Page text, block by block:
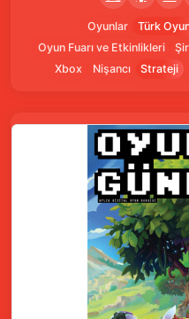
Oyunlar Türk
Oyun Fuarı ve Etkinlikleri
Xbox
Nişancı Strateji